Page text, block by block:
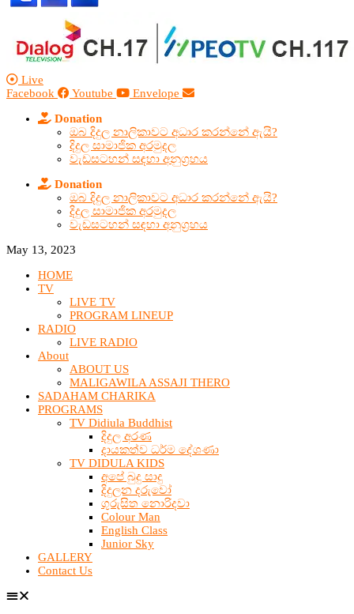
Live
Facebook
Youtube Envelope
Donation
ඔබ දිදුල නාලිකාවට අධාර කරන්නේ ඇයි?
දිදුල සාමාජික අරමුදල
වැඩසටහන් සඳහා අනුග්‍රහය
Donation
ඔබ දිදුල නාලිකාවට අධාර කරන්නේ ඇයි?
දිදුල සාමාජික අරමුදල
වැඩසටහන් සඳහා අනුග්‍රහය
May 13, 2023
HOME
TV
LIVE TV
PROGRAM LINEUP
RADIO
LIVE RADIO
About
ABOUT US
MALIGAWILA ASSAJI THERO
SADAHAM CHARIKA
PROGRAMS
TV Didiula Buddhist
දිදුල අරණ
දායකත්ව ධර්ම දේශණා
TV DIDULA KIDS
අපේ බුදු සාදු
දිදුලන දරුවෝ
ගුරුසිත නොරිදවා
Colour Man
English Class
Junior Sky
GALLERY
Contact Us